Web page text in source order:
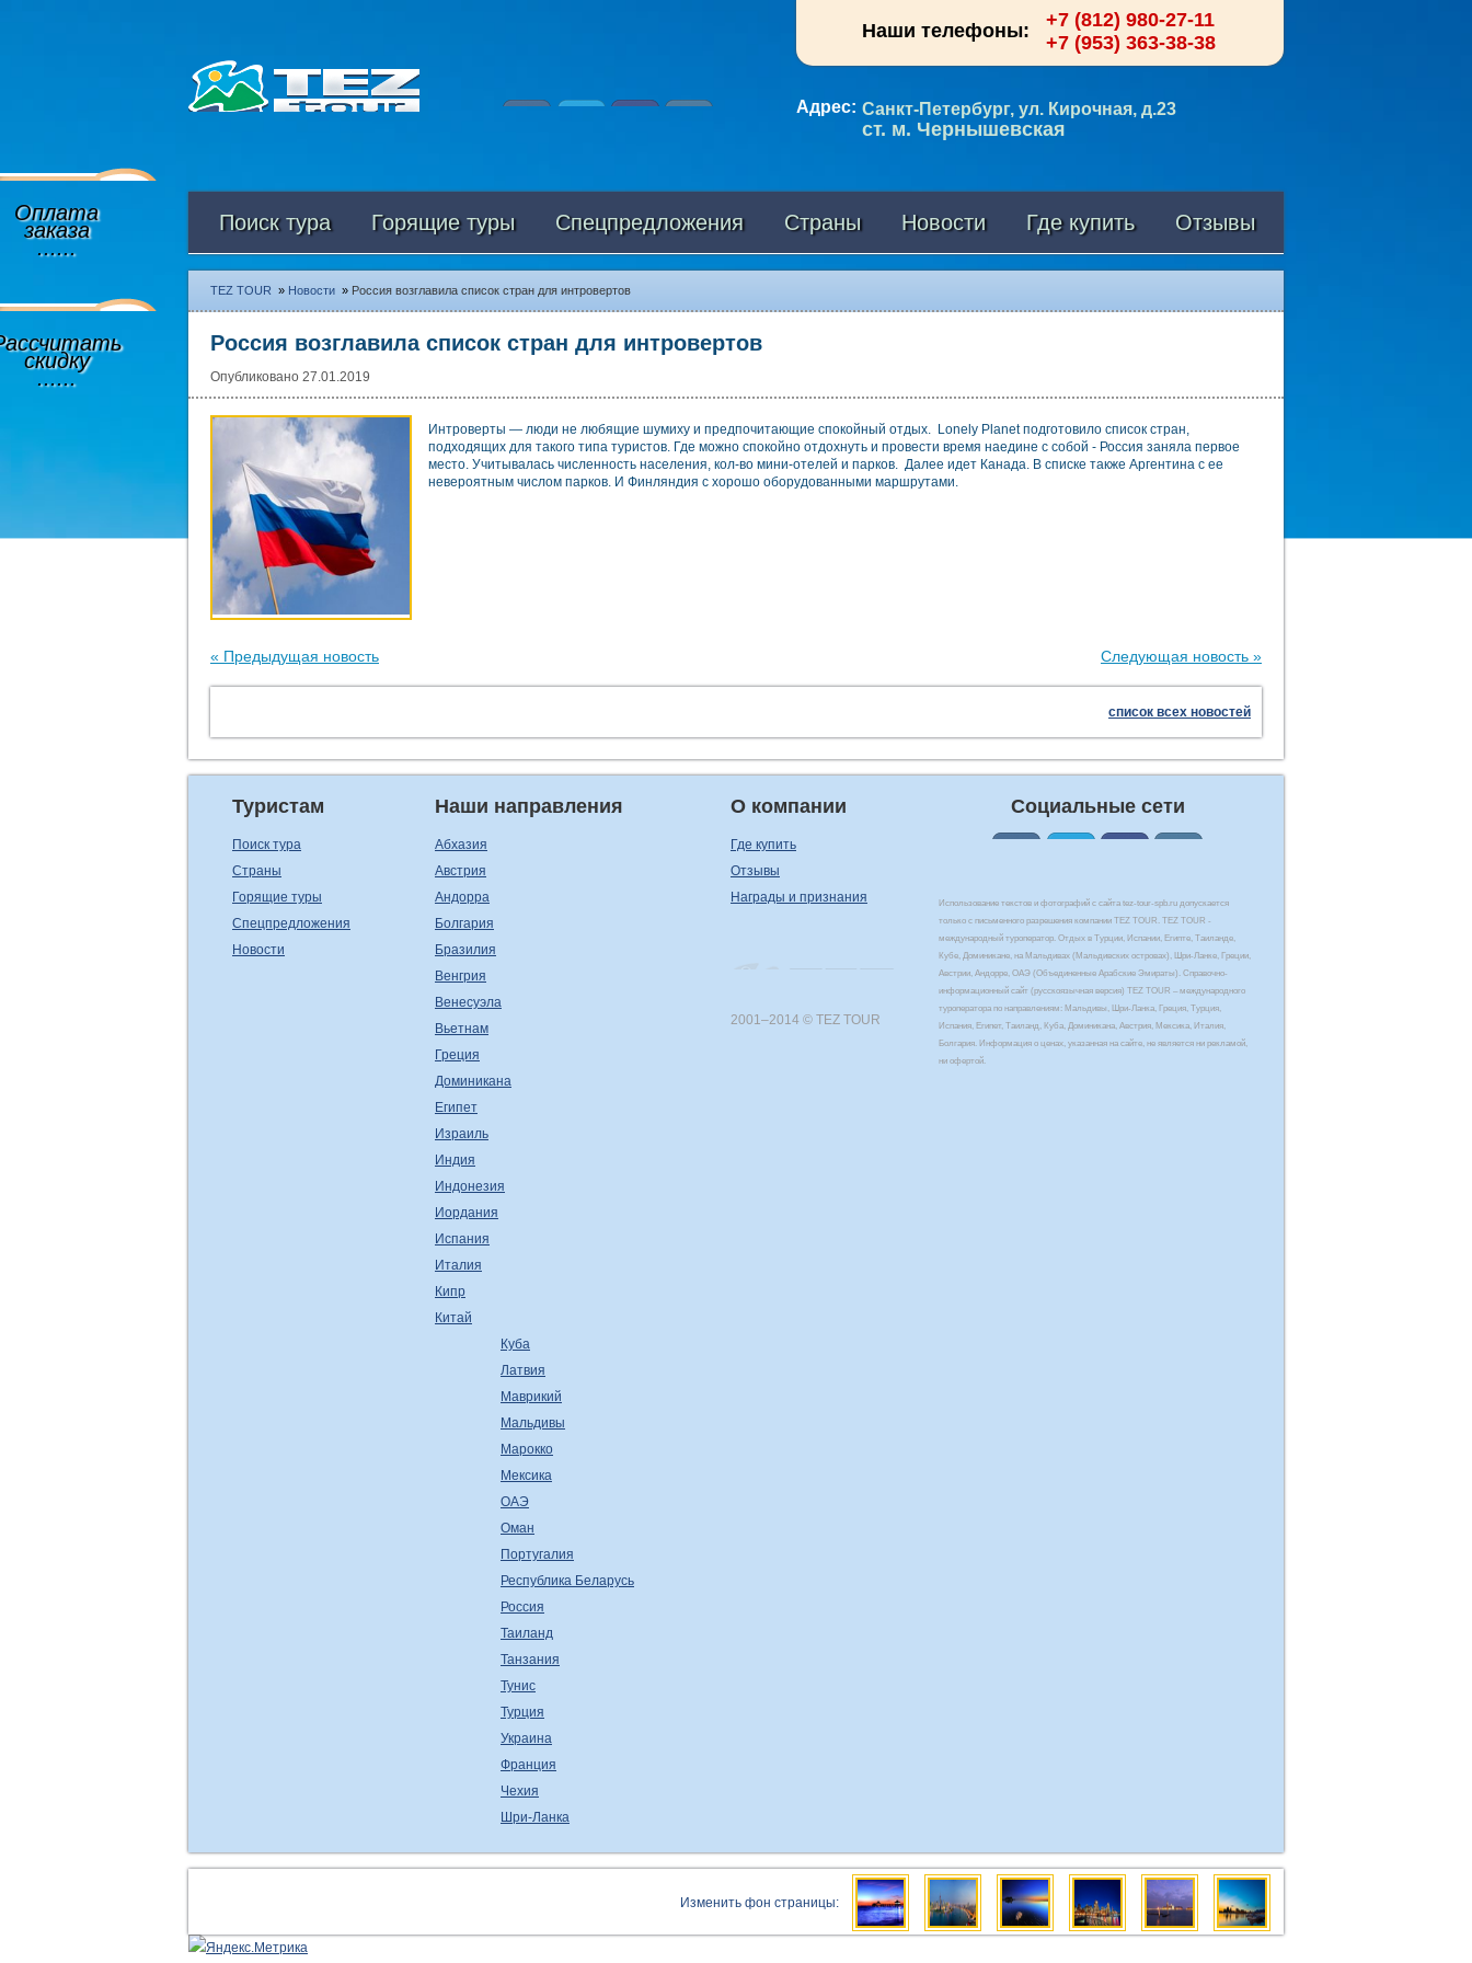
Оплата
заказа
......
скидку
......
Наши телефоны:
+7 (812) 980-27-11
+7 (953) 363-38-38
Адрес: Санкт-Петербург, ул. Кирочная, д.23
ст. м. Чернышевская
Поиск тура Горящие туры Спецпредложения Страны Новости Где купить Отзывы
TEZ TOUR » Новости » Россия возглавила список стран для интровертов
Россия возглавила список стран для интровертов
Опубликовано 27.01.2019
Интроверты — люди не любящие шумиху и предпочитающие спокойный отдых. Lonely Planet подготовило список стран,
подходящих для такого типа туристов. Где можно спокойно отдохнуть и провести время наедине с собой - Россия заняла первое
место. Учитывалась численность населения, кол-во мини-отелей и парков. Далее идет Канада. В списке также Аргентина с ее
невероятным числом парков. И Финляндия с хорошо оборудованными маршрутами.
« Предыдущая новость Следующая новость »
список всех новостей
Туристам
Поиск тура
Страны
Горящие туры
Спецпредложения
Новости
Наши направления
Абхазия
Австрия
Андорра
Болгария
Бразилия
Венгрия
Венесуэла
Вьетнам
Греция
Доминикана
Египет
Израиль
Индия
Индонезия
Иордания
Испания
Италия
Кипр
Китай
Куба
Латвия
Маврикий
Мальдивы
Марокко
Мексика
ОАЭ
Оман
Португалия
Республика Беларусь
Россия
Таиланд
Танзания
Тунис
Турция
Украина
Франция
Чехия
Шри-Ланка
О компании
Где купить
Отзывы
Награды и признания
2001–2014 © TEZ TOUR
Социальные сети
Использование текстов и фотографий с сайта tez-tour-spb.ru допускается
только с письменного разрешения компании TEZ TOUR. TEZ TOUR -
международный туроператор. Отдых в Турции, Испании, Египте, Таиланде,
Кубе, Доминикане, на Мальдивах (Мальдивских островах), Шри-Ланке, Греции,
Австрии, Андорре, ОАЭ (Объединенные Арабские Эмираты). Справочно-
информационный сайт (русскоязычная версия) TEZ TOUR – международного
туроператора по направлениям: Мальдивы, Шри-Ланка, Греция, Турция,
Испания, Египет, Таиланд, Куба, Доминикана, Австрия, Мексика, Италия,
Болгария. Информация о ценах, указанная на сайте, не является ни рекламой,
ни офертой.
Изменить фон страницы: